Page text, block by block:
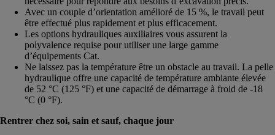
Avec un couple d’orientation amélioré de 15 %, le travail peut
être effectué plus rapidement et plus efficacement.
Les options hydrauliques auxiliaires vous assurent la
polyvalence requise pour utiliser une large gamme
d’équipements Cat.
Ne laissez pas la température être un obstacle au travail. La pelle
hydraulique offre une capacité de température ambiante élevée
de 52 °C (125 °F) et une capacité de démarrage à froid de -18
°C (0 °F).
Rentrer chez soi, sain et sauf, chaque jour